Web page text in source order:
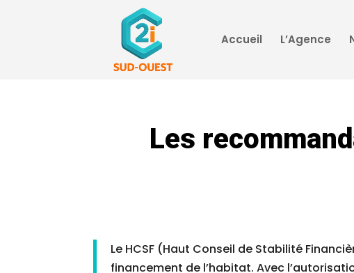
Accueil L’Agence
Les
Le HCSF (Haut Conseil de Stabilité
financement de l’habitat. Avec